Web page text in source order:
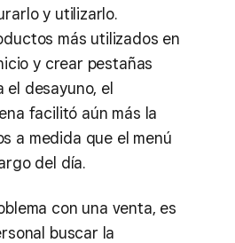
y utilizarlo.
más utilizados en
y crear pestañas
el desayuno, el
facilitó aún más la
a medida que el menú
del día.
con una venta, es
buscar la